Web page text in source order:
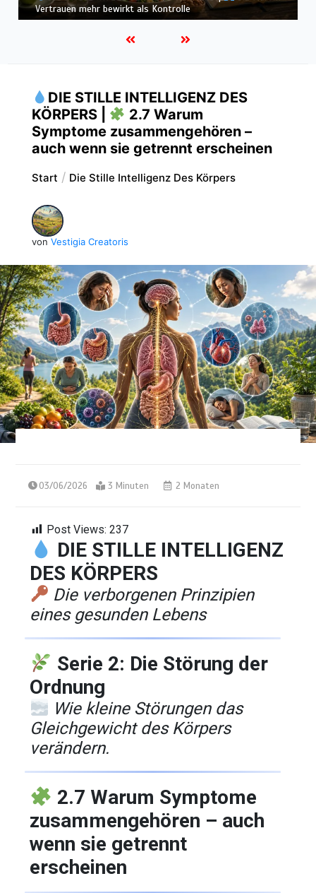
Ernährung nur ein Teil des Systems ist
DIE STILLE INTELLIGENZ DES
KÖRPERS |
2.7 Warum
Symptome zusammengehören –
auch wenn sie getrennt erscheinen
Start Die Stille Intelligenz Des Körpers
von Vestigia Creatoris
03/06/2026 3 Minuten 2 Monaten
Post Views: 237
DIE STILLE INTELLIGENZ
DES KÖRPERS
Die verborgenen Prinzipien
eines gesunden Lebens
Serie 2: Die Störung der
Ordnung
Wie kleine Störungen das
Gleichgewicht des Körpers
verändern.
2.7 Warum Symptome
zusammengehören – auch
wenn sie getrennt
erscheinen